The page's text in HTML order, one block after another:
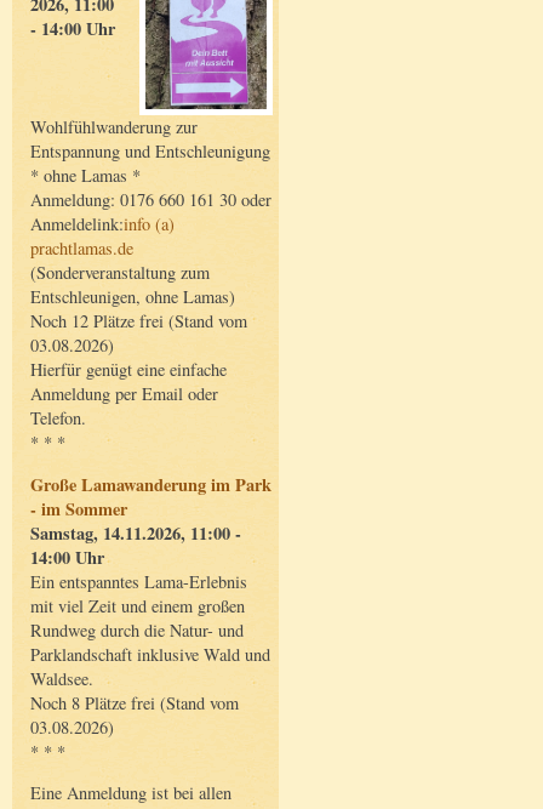
- 14:00 Uhr
Wohlfühlwanderung zur
Entspannung und Entschleunigung
* ohne Lamas *
Anmeldung: 0176 660 161 30 oder
Anmeldelink:info (a)
prachtlamas.de
(Sonderveranstaltung zum
Entschleunigen, ohne Lamas)
Noch 12 Plätze frei (Stand vom
03.08.2026)
Hierfür genügt eine einfache
Anmeldung per Email oder
Telefon.
* * *
Große Lamawanderung im Park
- im Sommer
Samstag, 14.11.2026, 11:00 -
14:00 Uhr
Ein entspanntes Lama-Erlebnis
mit viel Zeit und einem großen
Rundweg durch die Natur- und
Parklandschaft inklusive Wald und
Waldsee.
Noch 8 Plätze frei (Stand vom
03.08.2026)
* * *
Eine Anmeldung ist bei allen